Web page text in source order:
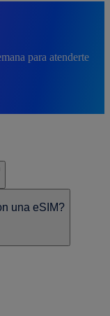
para atenderte
una eSIM?